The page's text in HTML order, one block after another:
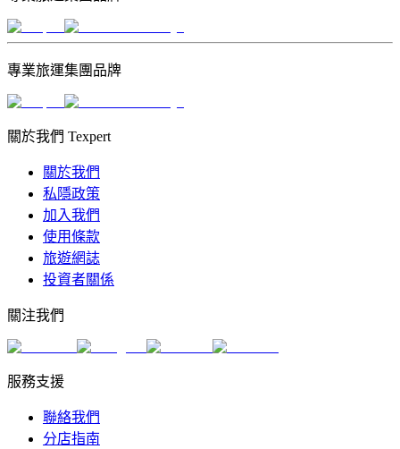
專業旅運集團品牌
關於我們 Texpert
關於我們
私隱政策
加入我們
使用條款
旅遊網誌
投資者關係
關注我們
服務支援
聯絡我們
分店指南